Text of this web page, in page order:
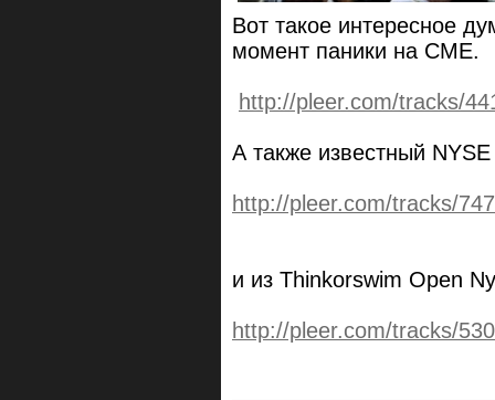
Вот такое интересное
момент паники на CME.
http://pleer.com/tracks/
А также известный
http://pleer.com/tracks/
и из Thinkorswim Open
http://pleer.com/tracks/